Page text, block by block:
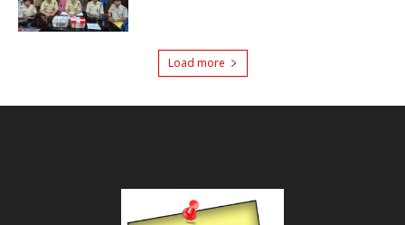
Load more